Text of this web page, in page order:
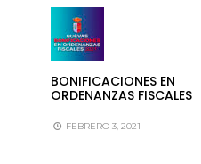
BONIFICACIONES EN
ORDENANZAS FISCALES
FEBRERO 3, 2021